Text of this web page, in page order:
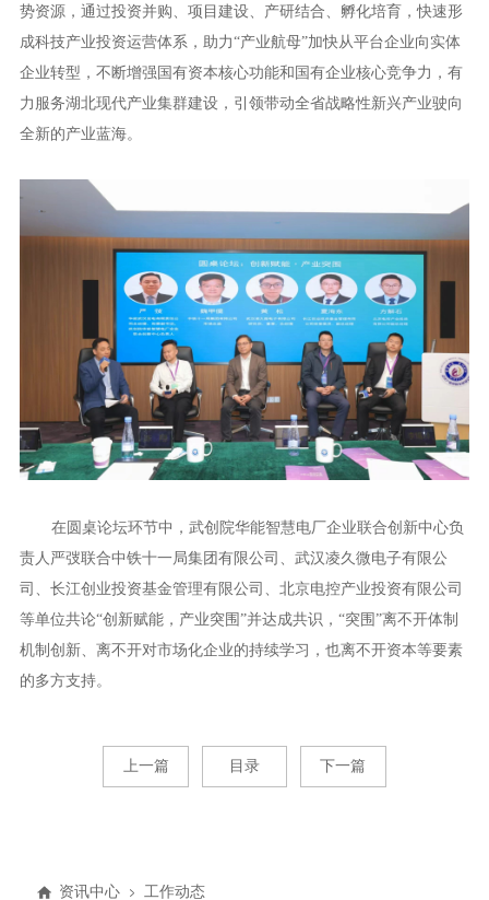
势资源，通过投资并购、项目建设、产研结合、孵化培育，快速形
成科技产业投资运营体系，助力“产业航母”加快从平台企业向实体
企业转型，不断增强国有资本核心功能和国有企业核心竞争力，有
力服务湖北现代产业集群建设，引领带动全省战略性新兴产业驶向
全新的产业蓝海。
在圆桌论坛环节中，武创院华能智慧电厂企业联合创新中心负
责人严弢联合中铁十一局集团有限公司、武汉凌久微电子有限公
司、长江创业投资基金管理有限公司、北京电控产业投资有限公司
等单位共论“创新赋能，产业突围”并达成共识，“突围”离不开体制
机制创新、离不开对市场化企业的持续学习，也离不开资本等要素
的多方支持。
上一篇 目录 下一篇
资讯中心 工作动态